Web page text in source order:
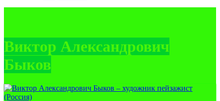
Виктор Александрович
Быков